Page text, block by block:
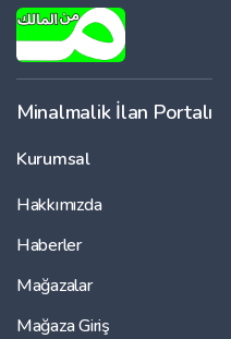
Minalmalik İlan Portalı
Kurumsal
Hakkımızda
Haberler
Mağazalar
Mağaza Giriş